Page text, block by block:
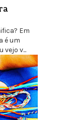
Em
é um
vejo v...